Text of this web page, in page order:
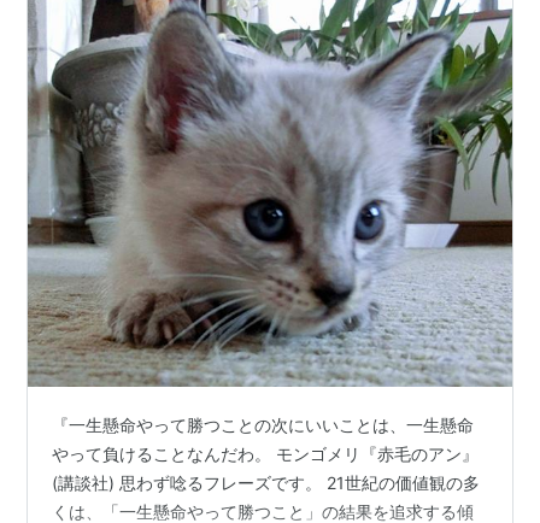
『一生懸命やって勝つことの次にいいことは、一生懸命
やって負けることなんだわ。 モンゴメリ『赤毛のアン』
(講談社) 思わず唸るフレーズです。 21世紀の価値観の多
くは、「一生懸命やって勝つこと」の結果を追求する傾